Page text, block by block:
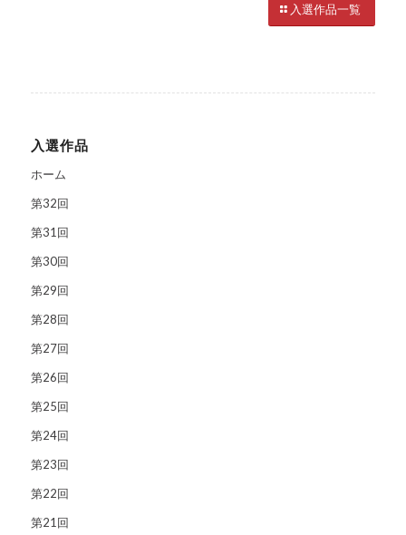
入選作品一覧
入選作品
ホーム
第32回
第31回
第30回
第29回
第28回
第27回
第26回
第25回
第24回
第23回
第22回
第21回